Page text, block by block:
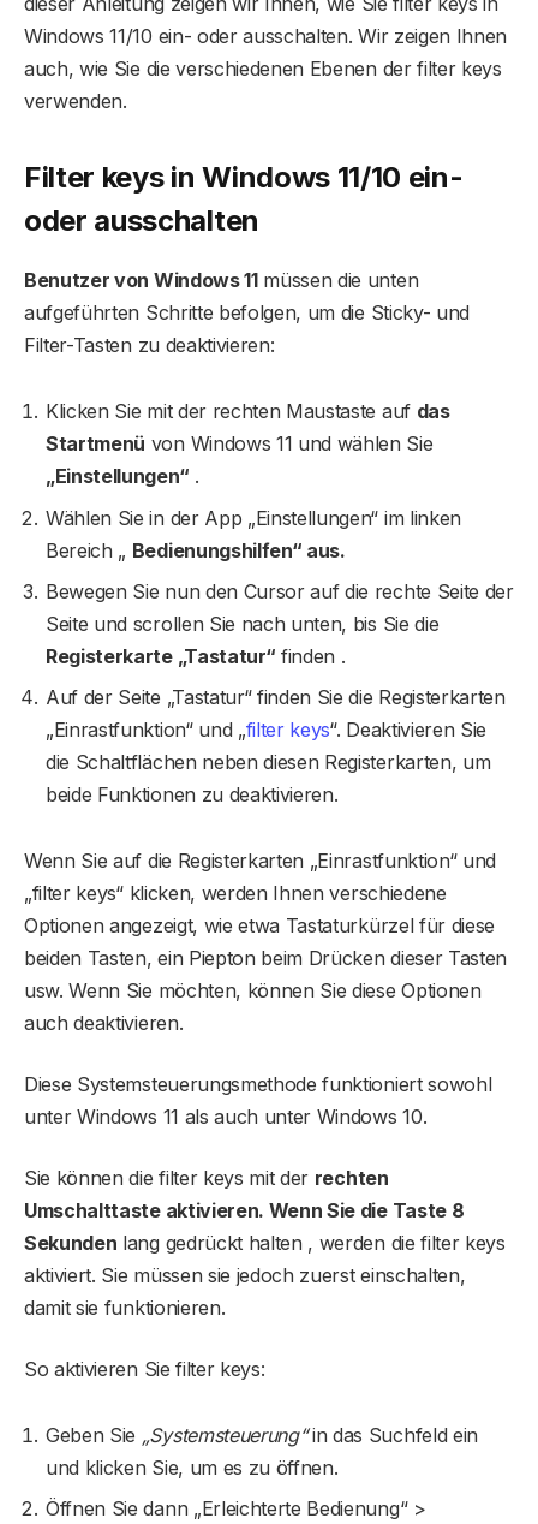
Windows 11/10 ein- oder ausschalten. Wir zeigen Ihnen
auch, wie Sie die verschiedenen Ebenen der filter keys
verwenden.
Filter keys in Windows 11/10 ein-
oder ausschalten
Benutzer von Windows 11müssen die unten
aufgeführten Schritte befolgen, um die Sticky- und
Filter-Tasten zu deaktivieren:
Klicken Sie mit der rechten Maustaste auf das
Startmenü von Windows 11 und wählen Sie
„Einstellungen“ .
Wählen Sie in der App „Einstellungen“ im linken
Bereich „ Bedienungshilfen“ aus.
Bewegen Sie nun den Cursor auf die rechte Seite der
Seite und scrollen Sie nach unten, bis Sie die
Registerkarte „Tastatur“ finden .
Auf der Seite „Tastatur“ finden Sie die Registerkarten
„Einrastfunktion“ und „filter keys“. Deaktivieren Sie
die Schaltflächen neben diesen Registerkarten, um
beide Funktionen zu deaktivieren.
Wenn Sie auf die Registerkarten „Einrastfunktion“ und
„filter keys“ klicken, werden Ihnen verschiedene
Optionen angezeigt, wie etwa Tastaturkürzel für diese
beiden Tasten, ein Piepton beim Drücken dieser Tasten
usw. Wenn Sie möchten, können Sie diese Optionen
auch deaktivieren.
Diese Systemsteuerungsmethode funktioniert sowohl
unter Windows 11 als auch unter Windows 10.
Sie können die filter keys mit der rechten
Umschalttaste aktivieren. Wenn Sie die Taste 8
Sekunden lang gedrückt halten , werden die filter keys
aktiviert. Sie müssen sie jedoch zuerst einschalten,
damit sie funktionieren.
So aktivieren Sie filter keys:
Geben Sie „Systemsteuerung“in das Suchfeld ein
und klicken Sie, um es zu öffnen.
Öffnen Sie dann „Erleichterte Bedienung“ >